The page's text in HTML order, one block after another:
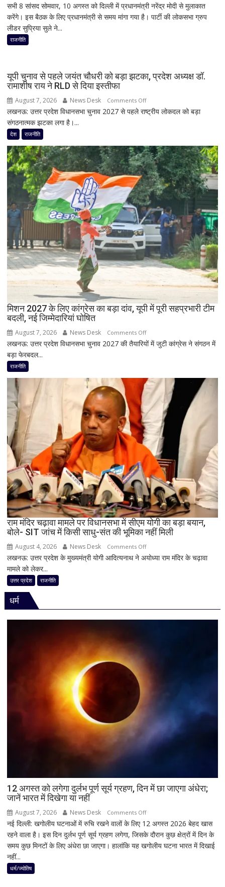
की
राजनीति
से
पवार
सभी
8
सांसद,
डीलिमिटेशन
बिल
के
बीच
बढ़ी
सियासी
अटकलें
सभी 8 सांसद सोमवार, 10 अगस्त को दिल्ली में प्रधानमंत्री नरेंद्र मोदी से मुलाकात
करेंगे। इस बैठक के लिए प्रधानमंत्री से समय मांगा गया है। पार्टी की लोकसभा ग्रुप
लीडर सुप्रिया सुले ने...
राजनीति
यूपी चुनाव से पहले जयंत चौधरी को बड़ा झटका, प्रदेश अध्यक्ष डॉ.
रामाशीष राय ने RLD से दिया इस्तीफा
August 7, 2026 News Desk Comments Offon
यूपी
जयंत
चौधरी
को
बड़ा
झटका,
प्रदेश
अध्यक्ष
रामाशीष
राय
ने
से
दिया
इस्तीफा
लखनऊ: उत्तर प्रदेश विधानसभा चुनाव 2027 से पहले राष्ट्रीय लोकदल को बड़ा
संगठनात्मक झटका लगा है।...
देश राजनीति
मिशन 2027 के लिए कांग्रेस का बड़ा दांव, यूपी में पूरी सहप्रभारी टीम
बदली, नई जिम्मेदारियां घोषित
August 7, 2026 News Desk Comments Offon
मिशन
कांग्रेस
बड़ा
दांव,
यूपी
में
पूरी
सहप्रभारी
टीम
बदली,
नई
जिम्मेदारियां
घोषित
लखनऊ: उत्तर प्रदेश विधानसभा चुनाव 2027 की तैयारियों में जुटी कांग्रेस ने संगठन में
बड़ा फेरबदल...
राजनीति
राम मंदिर चढ़ावा मामले पर विधानसभा में सीएम योगी का बड़ा बयान,
बोले- SIT जांच में किसी साधु-संत की भूमिका नहीं मिली
August 4, 2026 News Desk Comments Offon
राम
किसी
साधु-
भूमिका
नहीं
लखनऊ: उत्तर प्रदेश के मुख्यमंत्री योगी आदित्यनाथ ने अयोध्या राम मंदिर के चढ़ावा
मामले को लेकर...
उत्तर प्रदेश राजनीति
धर्म
12 अगस्त को लगेगा दुर्लभ पूर्ण सूर्य ग्रहण, दिन में छा जाएगा अंधेरा;
जानें भारत में दिखेगा या नहीं
August 7, 2026 News Desk Comments Offon
12
अगस्त
को
नई दिल्ली: खगोलीय घटनाओं में रुचि रखने वालों के लिए 12 अगस्त 2026 बेहद खास
रहने वाला है। इस दिन दुर्लभ पूर्ण सूर्य ग्रहण लगेगा, जिसके दौरान कुछ क्षेत्रों में दिन के
समय कुछ मिनटों के लिए अंधेरा छा जाएगा। हालांकि यह खगोलीय घटना भारत में दिखाई
नहीं...
धर्म/ज्योतिष